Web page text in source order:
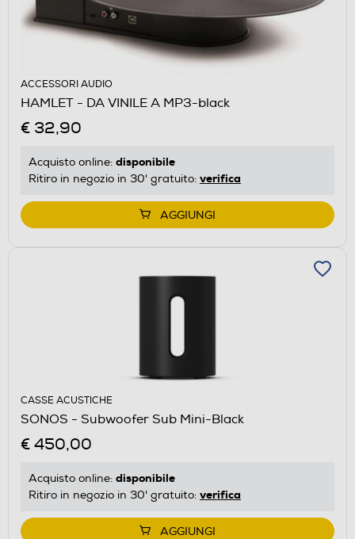
ACCESSORI AUDIO
HAMLET - DA VINILE A MP3-black
€ 32,90
Acquisto online: disponibile
Ritiro in negozio in 30' gratuito: verifica
AGGIUNGI
CASSE ACUSTICHE
SONOS - Subwoofer Sub Mini-Black
€ 450,00
Acquisto online: disponibile
Ritiro in negozio in 30' gratuito: verifica
AGGIUNGI